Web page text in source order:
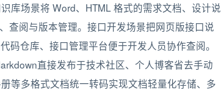
库场景将 Word、HTML 格式的需求文档、设计说
查阅与版本管理。接口开发场景把网页版接口说
码仓库、接口管理平台便于开发人员协作查阅。
直接发布于技术社区、个人博客省去手动
等多格式文档统一转码实现文档轻量化存储、多